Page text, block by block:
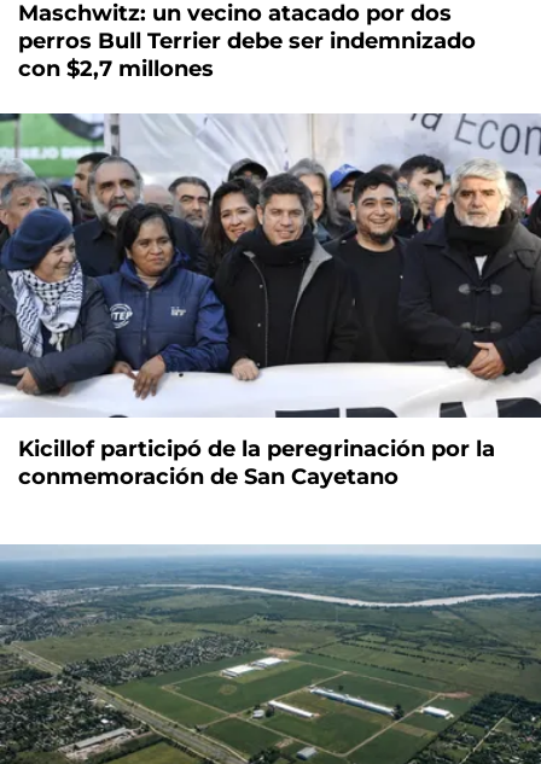
Maschwitz: un vecino atacado por dos
perros Bull Terrier debe ser indemnizado
con $2,7 millones
Kicillof participó de la peregrinación por la
conmemoración de San Cayetano